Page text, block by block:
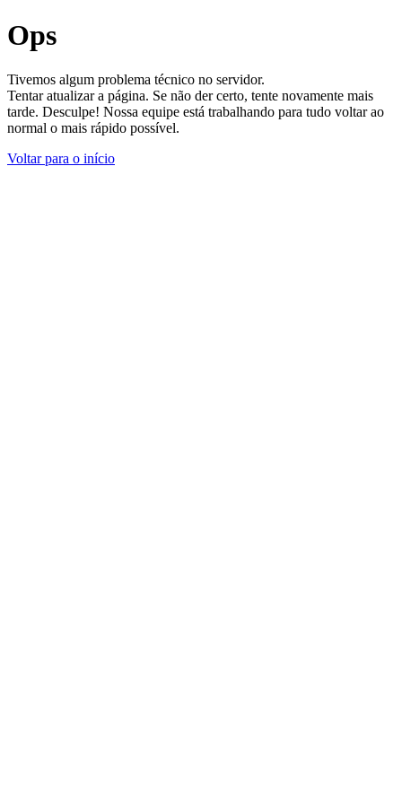
Ops
Tivemos algum problema técnico no servidor.
Tentar atualizar a página. Se não der certo, tente novamente mais
tarde. Desculpe! Nossa equipe está trabalhando para tudo voltar ao
normal o mais rápido possível.
Voltar para o início